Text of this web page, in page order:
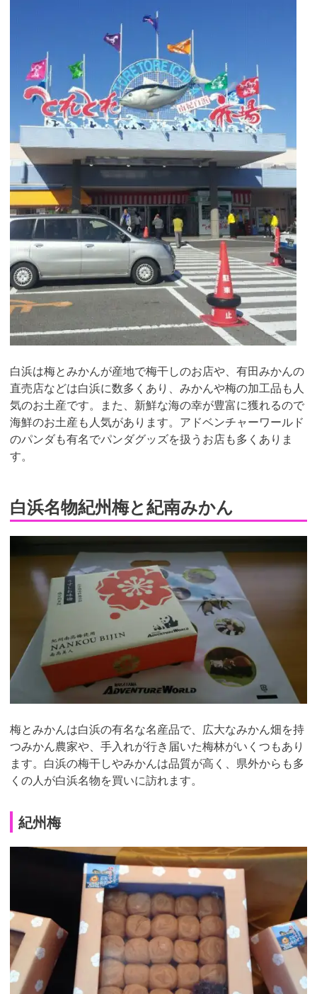
白浜は梅とみかんが産地で梅干しのお店や、有田みかんの
直売店などは白浜に数多くあり、みかんや梅の加工品も人
気のお土産です。また、新鮮な海の幸が豊富に獲れるので
海鮮のお土産も人気があります。アドベンチャーワールド
のパンダも有名でパンダグッズを扱うお店も多くありま
す。
白浜名物紀州梅と紀南みかん
梅とみかんは白浜の有名な名産品で、広大なみかん畑を持
つみかん農家や、手入れが行き届いた梅林がいくつもあり
ます。白浜の梅干しやみかんは品質が高く、県外からも多
くの人が白浜名物を買いに訪れます。
紀州梅